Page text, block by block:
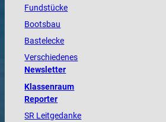
Fundstücke
Bootsbau
Bastelecke
Verschiedenes
Newsletter
Klassenraum
Reporter
SR Leitgedanke